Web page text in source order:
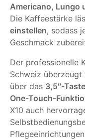
Americano, Lungo
Die Kaffeestärke
einstellen, sodass
Geschmack
Der professionelle
Schweiz überzeugt
über das 3,5″-
One-Touch-
X10 auch